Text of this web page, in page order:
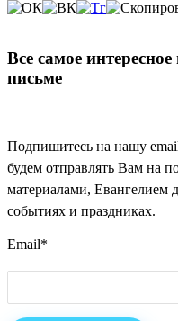
Все самое
письме
Подпишитесь на нашу
будем отправлять Вам на
материалами,
событиях и праздниках.
Email*